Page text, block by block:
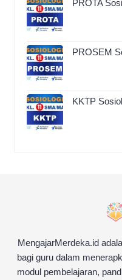
PROTA
PROSEM
KKTP
MengajarMerdeka.id
bagi guru dalam
modul pembelajaran,